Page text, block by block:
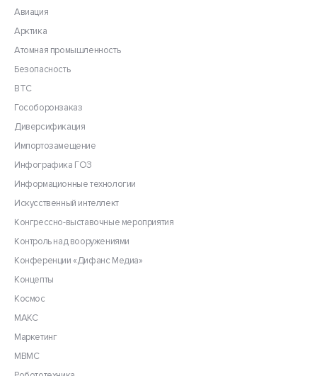
Авиация
Арктика
Атомная промышленность
Безопасность
ВТС
Гособоронзаказ
Диверсификация
Импортозамещение
Инфографика ГОЗ
Информационные технологии
Искусственный интеллект
Конгрессно-выставочные мероприятия
Контроль над вооружениями
Конференции «Дифанс Медиа»
Концепты
Космос
МАКС
Маркетинг
МВМС